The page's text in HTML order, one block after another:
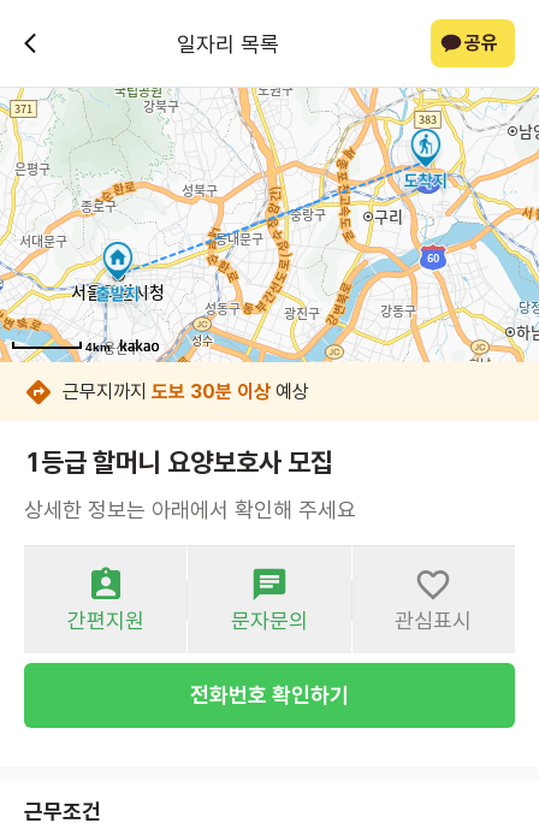
일자리 목록 공유
4km
4km
4km
4km
4km
4km
4km
4km
근무지까지 도보 30분 이상 예상
1등급 할머니 요양보호사 모집
상세한 정보는 아래에서 확인해 주세요
간편지원 문자문의 관심표시
전화번호 확인하기
근무조건